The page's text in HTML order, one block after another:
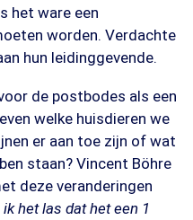
het ware een
worden. Verdachte
hun leidinggevende.
de postbodes als een
welke huisdieren we
er aan toe zijn of wat
staan? Vincent Böhre
deze veranderingen
het las dat het een 1